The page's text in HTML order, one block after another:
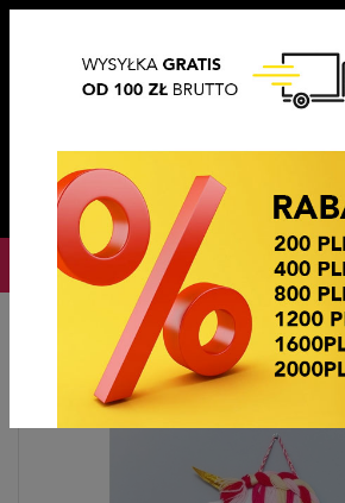
OKAZJE
Ekspozytory i Opakowania